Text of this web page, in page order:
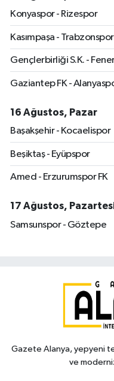
Konyaspor - Rizespor
Kasımpaşa - Trabzonspor
Gençlerbirliği S.K. -
Gaziantep FK -
16 Ağustos, Pazar
Başakşehir - Kocaelispor
Beşiktaş - Eyüpspor
Amed - Erzurumspor FK
17 Ağustos,
Samsunspor - Göztepe
Gazete Alanya, yepyeni
ve